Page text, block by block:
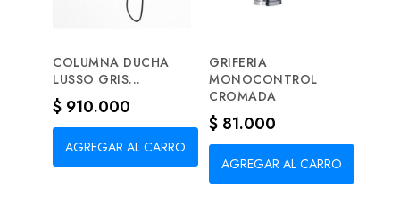
COLUMNA DUCHA
LUSSO GRIS...
Precio
$ 910.000
AGREGAR AL CARRO
GRIFERIA
MONOCONTROL
CROMADA
Precio
$ 81.000
AGREGAR AL CARRO